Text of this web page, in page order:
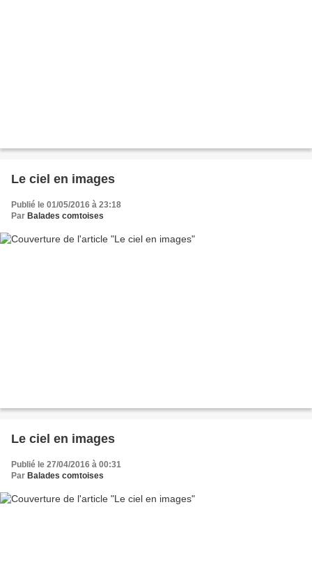
Le ciel en images
Publié le 01/05/2016 à 23:18
Par Balades comtoises
Le ciel en images
Publié le 27/04/2016 à 00:31
Par Balades comtoises